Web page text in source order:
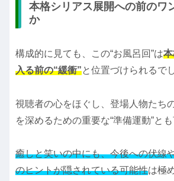
本格シリアス展開への前のワ
か
構成的に見ても、この“お風呂回”は
入る前の“緩衝”と位置づけられるで
視聴者の心をほぐし、登場人物たち
を深めるための重要な“準備運動”とも
癒しと笑いの中にも、今後への伏線
のヒントが隠されている可能性は極